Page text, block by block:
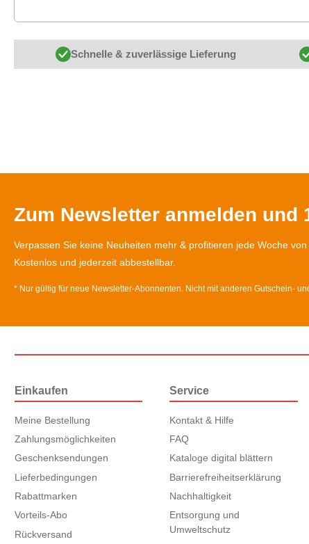
Schnelle & zuverlässige Lieferung
Zum Newsletter anmelden und
Verpassen Sie keine Neuheiten mehr & profitieren jede Woche von
Kostenlos und jederzeit abbestellbar.
* Nur gültig für neue Newsletter-Abonnenten. Nicht mit anderen Gutschein-
Einkaufen
Meine Bestellung
Zahlungsmöglichkeiten
Geschenksendungen
Lieferbedingungen
Rabattmarken
Vorteils-Abo
Rückversand
Service
Kontakt & Hilfe
FAQ
Kataloge digital blättern
Barrierefreiheitserklärung
Nachhaltigkeit
Entsorgung und
Umweltschutz